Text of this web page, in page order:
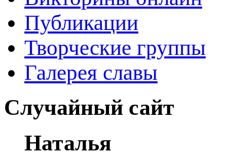
Публикации
Творческие группы
Галерея славы
Случайный сайт
Наталья